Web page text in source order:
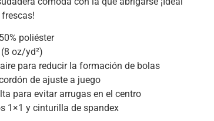
poliéster
oz/yd²)
para reducir la formación de bolas
de ajuste a juego
para evitar arrugas en el centro
1×1 y cinturilla de spandex